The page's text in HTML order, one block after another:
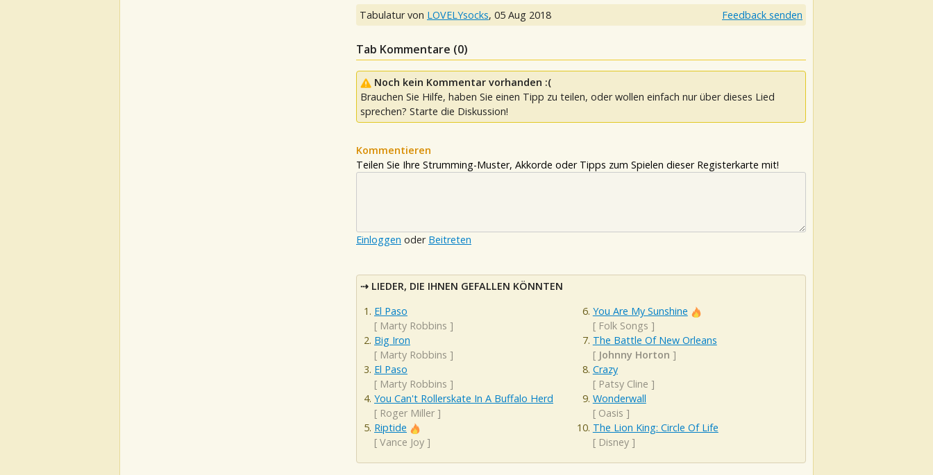
Tabulatur von LOVELYsocks, 05 Aug 2018 Feedback senden
Tab Kommentare (0)
Noch kein Kommentar vorhanden :(
Brauchen Sie Hilfe, haben Sie einen Tipp zu teilen, oder wollen einfach nur über dieses Lied
sprechen? Starte die Diskussion!
Kommentieren
Teilen Sie Ihre Strumming-Muster, Akkorde oder Tipps zum Spielen dieser Registerkarte mit!
Einloggen oder Beitreten
LIEDER, DIE IHNEN GEFALLEN KÖNNTEN
El Paso
[ Marty Robbins ]
Big Iron
[ Marty Robbins ]
El Paso
[ Marty Robbins ]
You Can't Rollerskate In A Buffalo Herd
[ Roger Miller ]
Riptide
[ Vance Joy ]
You Are My Sunshine
[ Folk Songs ]
The Battle Of New Orleans
[ Johnny Horton ]
Crazy
[ Patsy Cline ]
Wonderwall
[ Oasis ]
The Lion King: Circle Of Life
[ Disney]